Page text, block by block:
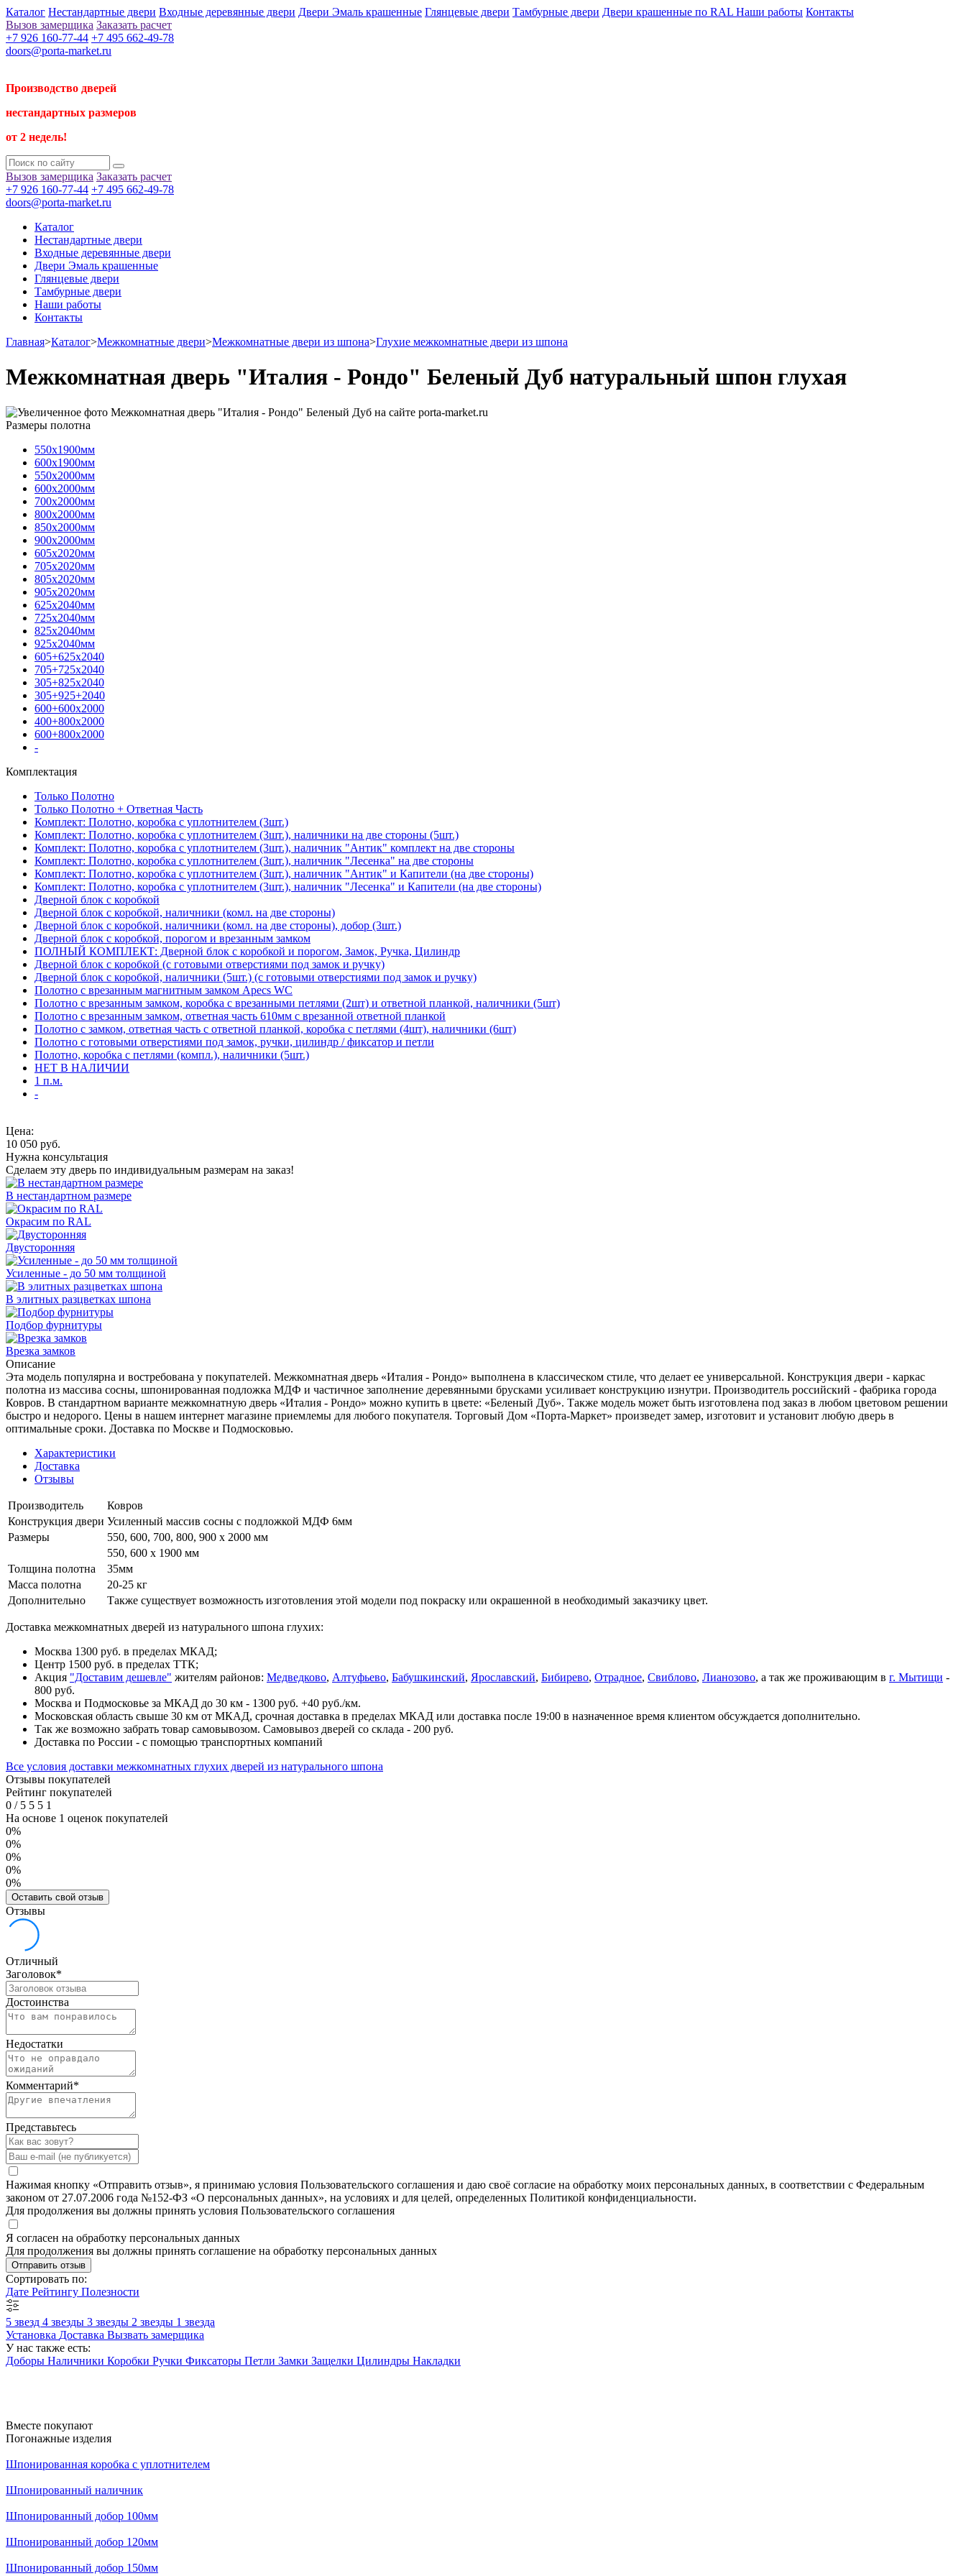
Каталог Нестандартные двери Входные деревянные двери Двери Эмаль крашенные Глянцевые двери Тамбурные двери Двери крашенные по RAL Наши работы Контакты
Вызов замерщика Заказать расчет
+7 926 160-77-44 +7 495 662-49-78
doors@porta-market.ru
Производство дверей
нестандартных размеров
от 2 недель!
Вызов замерщика Заказать расчет
+7 926 160-77-44 +7 495 662-49-78
doors@porta-market.ru
Каталог
Нестандартные двери
Входные деревянные двери
Двери Эмаль крашенные
Глянцевые двери
Тамбурные двери
Наши работы
Контакты
Главная>Каталог>Межкомнатные двери>Межкомнатные двери из шпона>Глухие межкомнатные двери из шпона
Межкомнатная дверь "Италия - Рондо" Беленый Дуб натуральный шпон глухая
Размеры полотна
550х1900мм
600х1900мм
550х2000мм
600х2000мм
700х2000мм
800х2000мм
850х2000мм
900х2000мм
605х2020мм
705х2020мм
805х2020мм
905х2020мм
625х2040мм
725х2040мм
825х2040мм
925х2040мм
605+625х2040
705+725х2040
305+825х2040
305+925+2040
600+600х2000
400+800х2000
600+800х2000
-
Комплектация
Только Полотно
Только Полотно + Ответная Часть
Комплект: Полотно, коробка с уплотнителем (3шт.)
Комплект: Полотно, коробка с уплотнителем (3шт.), наличники на две стороны (5шт.)
Комплект: Полотно, коробка с уплотнителем (3шт.), наличник "Антик" комплект на две стороны
Комплект: Полотно, коробка с уплотнителем (3шт.), наличник "Лесенка" на две стороны
Комплект: Полотно, коробка с уплотнителем (3шт.), наличник "Антик" и Капители (на две стороны)
Комплект: Полотно, коробка с уплотнителем (3шт.), наличник "Лесенка" и Капители (на две стороны)
Дверной блок с коробкой
Дверной блок с коробкой, наличники (комл. на две стороны)
Дверной блок с коробкой, наличники (комл. на две стороны), добор (3шт.)
Дверной блок с коробкой, порогом и врезанным замком
ПОЛНЫЙ КОМПЛЕКТ: Дверной блок с коробкой и порогом, Замок, Ручка, Цилиндр
Дверной блок с коробкой (с готовыми отверстиями под замок и ручку)
Дверной блок с коробкой, наличники (5шт.) (с готовыми отверстиями под замок и ручку)
Полотно с врезанным магнитным замком Apecs WC
Полотно с врезанным замком, коробка с врезанными петлями (2шт) и ответной планкой, наличники (5шт)
Полотно с врезанным замком, ответная часть 610мм с врезанной ответной планкой
Полотно с замком, ответная часть с ответной планкой, коробка с петлями (4шт), наличники (6шт)
Полотно с готовыми отверстиями под замок, ручки, цилиндр / фиксатор и петли
Полотно, коробка с петлями (компл.), наличники (5шт.)
НЕТ В НАЛИЧИИ
1 п.м.
-
Цена:
10 050 руб.
Нужна консультация
Сделаем эту дверь по индивидуальным размерам на заказ!
В нестандартном размере
Окрасим по RAL
Двусторонняя
Усиленные - до 50 мм толщиной
В элитных разцветках шпона
Подбор фурнитуры
Врезка замков
Описание
Эта модель популярна и востребована у покупателей. Межкомнатная дверь «Италия - Рондо» выполнена в классическом стиле, что делает ее универсальной. Конструкция двери - каркас
полотна из массива сосны, шпонированная подложка МДФ и частичное заполнение деревянными брусками усиливает конструкцию изнутри. Производитель российский - фабрика города
Ковров. В стандартном варианте межкомнатную дверь «Италия - Рондо» можно купить в цвете: «Беленый Дуб». Также модель может быть изготовлена под заказ в любом цветовом решении
быстро и недорого. Цены в нашем интернет магазине приемлемы для любого покупателя. Торговый Дом «Порта-Маркет» произведет замер, изготовит и установит любую дверь в
оптимальные сроки. Доставка по Москве и Подмосковью.
Характеристики
Доставка
Отзывы
Производитель
Ковров
Конструкция двери Усиленный массив сосны с подложкой МДФ 6мм
Размеры
550, 600, 700, 800, 900 x 2000 мм
550, 600 х 1900 мм
Толщина полотна
35мм
Масса полотна
20-25 кг
Дополнительно
Также существует возможность изготовления этой модели под покраску или окрашенной в необходимый заказчику цвет.
Доставка межкомнатных дверей из натурального шпона глухих:
Москва 1300 руб. в пределах МКАД;
Центр 1500 руб. в пределах ТТК;
Акция "Доставим дешевле" жителям районов: Медведково, Алтуфьево, Бабушкинский, Ярославский, Бибирево, Отрадное, Свиблово, Лианозово, а так же проживающим в г. Мытищи -
800 руб.
Москва и Подмосковье за МКАД до 30 км - 1300 руб. +40 руб./км.
Московская область свыше 30 км от МКАД, срочная доставка в пределах МКАД или доставка после 19:00 в назначенное время клиентом обсуждается дополнительно.
Так же возможно забрать товар самовывозом. Самовывоз дверей со склада - 200 руб.
Доставка по России - с помощью транспортных компаний
Все условия доставки межкомнатных глухих дверей из натурального шпона
Отзывы покупателей
Рейтинг покупателей
0 /5 5 5 1
На основе 1 оценок покупателей
0%
0%
0%
0%
0%
Оставить свой отзыв
Отзывы
Отличный
Заголовок*
Достоинства
Недостатки
Комментарий*
Представьтесь
Нажимая кнопку «Отправить отзыв», я принимаю условия Пользовательского соглашения и даю своё согласие на обработку моих персональных данных, в соответствии с Федеральным
законом от 27.07.2006 года №152-ФЗ «О персональных данных», на условиях и для целей, определенных Политикой конфиденциальности.
Для продолжения вы должны принять условия Пользовательского соглашения
Я согласен на обработку персональных данных
Для продолжения вы должны принять соглашение на обработку персональных данных
Отправить отзыв
Сортировать по:
Дате Рейтингу Полезности
5 звезд 4 звезды 3 звезды 2 звезды 1 звезда
Установка Доставка Вызвать замерщика
У нас также есть:
Доборы Наличники Коробки Ручки Фиксаторы Петли Замки Защелки Цилиндры Накладки
Вместе покупают
Погонажные изделия
Шпонированная коробка с уплотнителем
Шпонированный наличник
Шпонированный добор 100мм
Шпонированный добор 120мм
Шпонированный добор 150мм